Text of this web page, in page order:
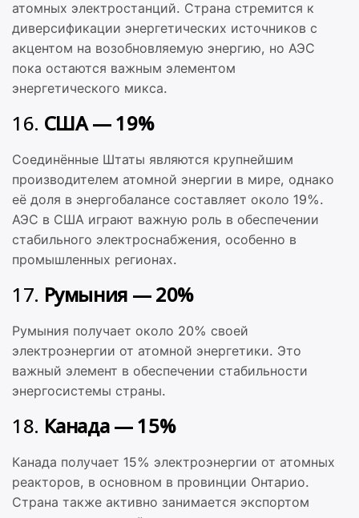
атомных электростанций. Страна стремится к
диверсификации энергетических источников с
акцентом на возобновляемую энергию, но АЭС
пока остаются важным элементом
энергетического микса.
16. США — 19%
Соединённые Штаты являются крупнейшим
производителем атомной энергии в мире, однако
её доля в энергобалансе составляет около 19%.
АЭС в США играют важную роль в обеспечении
стабильного электроснабжения, особенно в
промышленных регионах.
17. Румыния — 20%
Румыния получает около 20% своей
электроэнергии от атомной энергетики. Это
важный элемент в обеспечении стабильности
энергосистемы страны.
18. Канада — 15%
Канада получает 15% электроэнергии от атомных
реакторов, в основном в провинции Онтарио.
Страна также активно занимается экспортом